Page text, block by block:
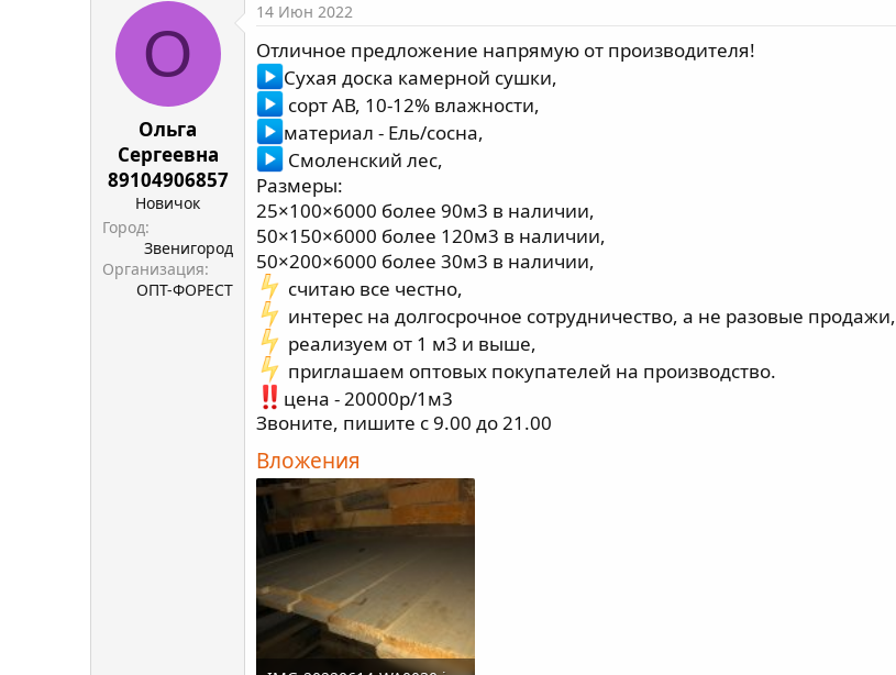
о
р
ы
н
а
ч
а
л
а
О
Ольга
Сергеевна
89104906857
Новичок
Город
Звенигород
Организация
ОПТ-ФОРЕСТ
14 Июн 2022
Отличное предложение напрямую от производителя!
Сухая доска камерной сушки,
сорт АВ, 10-12% влажности,
материал - Ель/сосна,
Смоленский лес,
Размеры:
25×100×6000 более 90м3 в наличии,
50×150×6000 более 120м3 в наличии,
50×200×6000 более 30м3 в наличии,
считаю все честно,
интерес на долгосрочное сотрудничество, а не разовые продажи,
реализуем от 1 м3 и выше,
приглашаем оптовых покупателей на производство.
цена - 20000р/1м3
Звоните, пишите с 9.00 до 21.00
Вложения